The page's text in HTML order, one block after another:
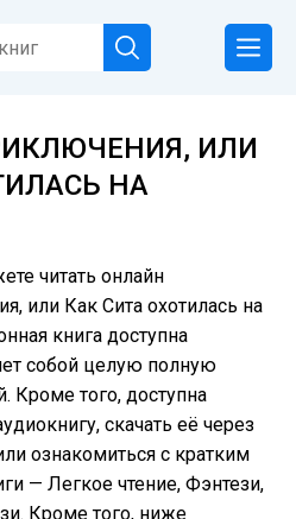
ИЛИ
НА
читать онлайн
или Как Сита охотилась на
книга доступна
собой целую полную
Кроме того, доступна
скачать её через
ознакомиться с кратким
— Легкое чтение, Фэнтези,
Кроме того, ниже